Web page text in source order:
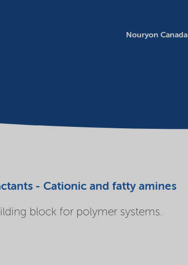
Nouryon Canada
- Cationic and fatty amines
block for polymer systems.